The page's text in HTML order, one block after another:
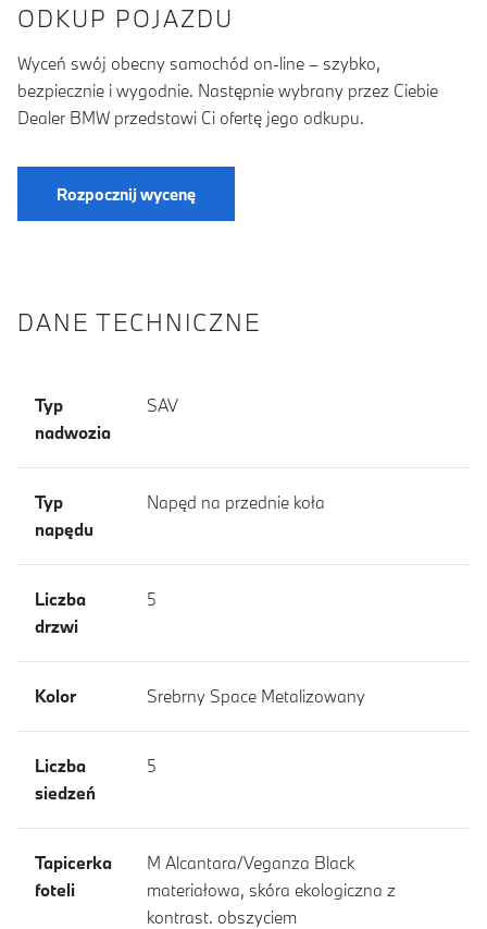
ODKUP POJAZDU
Wyceń swój obecny samochód on-line – szybko,
bezpiecznie i wygodnie. Następnie wybrany przez Ciebie
Dealer BMW przedstawi Ci ofertę jego odkupu.
Rozpocznij wycenę
DANE TECHNICZNE
Typ
nadwozia
SAV
Typ
napędu
Napęd na przednie koła
Liczba
drzwi
5
Kolor Srebrny Space Metalizowany
Liczba
siedzeń
5
Tapicerka
foteli
M Alcantara/Veganza Black
materiałowa, skóra ekologiczna z
kontrast. obszyciem